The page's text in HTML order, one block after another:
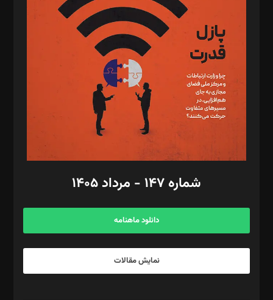
تحریریه‌: مجتبی محمود‌ی، آرش برهمند، یسنا امان‌پور، سروش کرمیان،
مصطفی مسجدی آرانی، ابوالفضل رجبی، زهرا فکرانه، فائزه فتحی
رستمی،مصطفی باستان
ویرایش: نگار استاد‌‌آقا
طراح یونیفرم: مجید توکلی
فیلمبرداری و عکاسی: امیر شفیعی، مانی لطفی زاده
گرافیک و صفحه‌آرایی: سید‌سبحان‌علی ثابت
مد‌یر توسعه تجاری: کامبیز برید‌
امور مالی: شاپور رهبری، محمد‌ کاظمی‌نیا
آگهی و مشترکین: ۰۹۱۹۹۹۹۰۴۵۴
شماره ۱۴۷ - مرداد ۱۴۰۵
دانلود ماهنامه
نمایش مقالات